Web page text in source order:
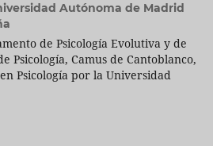
Autónoma de Madrid
de Psicología Evolutiva y de
Psicología, Camus de Cantoblanco,
Psicología por la Universidad